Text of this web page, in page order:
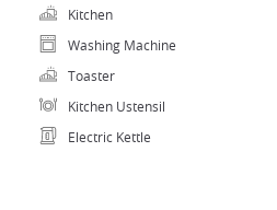
Kitchen
Washing Machine
Toaster
Kitchen Ustensil
Electric Kettle